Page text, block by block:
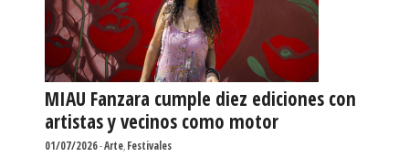
MIAU Fanzara cumple diez ediciones con
artistas y vecinos como motor
01/07/2026-Arte,Festivales